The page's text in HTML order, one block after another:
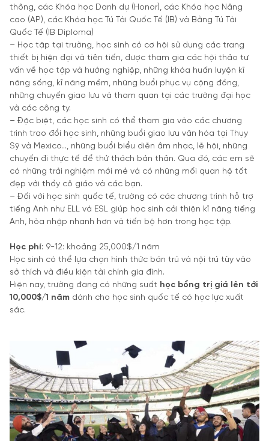
thông, các Khóa học Danh dự (Honor), các Khóa học Nâng
cao (AP), các Khóa học Tú Tài Quốc Tế (IB) và Bằng Tú Tài
Quốc Tế (IB Diploma)
– Học tập tại trường, học sinh có cơ hội sử dụng các trang
thiết bị hiện đại và tiên tiến, được tham gia các hội thảo tư
vấn về học tập và hướng nghiệp, những khóa huấn luyện kĩ
năng sống, kĩ năng mềm, những buổi phục vụ cộng đồng,
những chuyến giao lưu và tham quan tại các trường đại học
và các công ty.
– Đặc biệt, các học sinh có thể tham gia vào các chương
trình trao đổi học sinh, những buổi giao lưu văn hóa tại Thụy
Sỹ và Mexico…, những buổi biểu diễn âm nhạc, lễ hội, những
chuyến đi thực tế để thử thách bản thân. Qua đó, các em sẽ
có những trải nghiệm mới mẻ và có những mối quan hệ tốt
đẹp với thầy cô giáo và các bạn.
– Đối với học sinh quốc tế, trường có các chương trình hỗ trợ
tiếng Anh như ELL và ESL giúp học sinh cải thiện kĩ năng tiếng
Anh, hòa nhập nhanh hơn và tiến bộ hơn trong học tập.
Học phí: 9-12: khoảng 25,000$/1 năm
Học sinh có thể lựa chọn hình thức bán trú và nội trú tùy vào
sở thích và điều kiện tài chính gia đình.
Hiện nay, trường đang có những suất học bổng trị giá lên tới
10,000$/1 năm dành cho học sinh quốc tế có học lực xuất
sắc.